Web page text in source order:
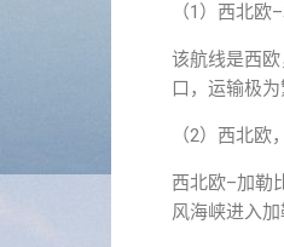
（1）西北
该航线是西
口，运输极
（2）西北
西北欧–加勒
风海峡进入